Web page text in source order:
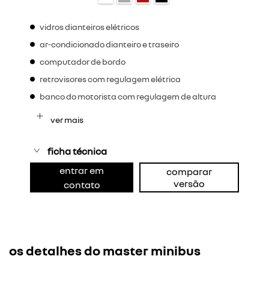
vidros dianteiros elétricos
ar-condicionado dianteiro e traseiro
computador de bordo
retrovisores com regulagem elétrica
banco do motorista com regulagem de altura
ver mais
ficha técnica
entrar em
contato
comparar
versão
os detalhes do master minibus